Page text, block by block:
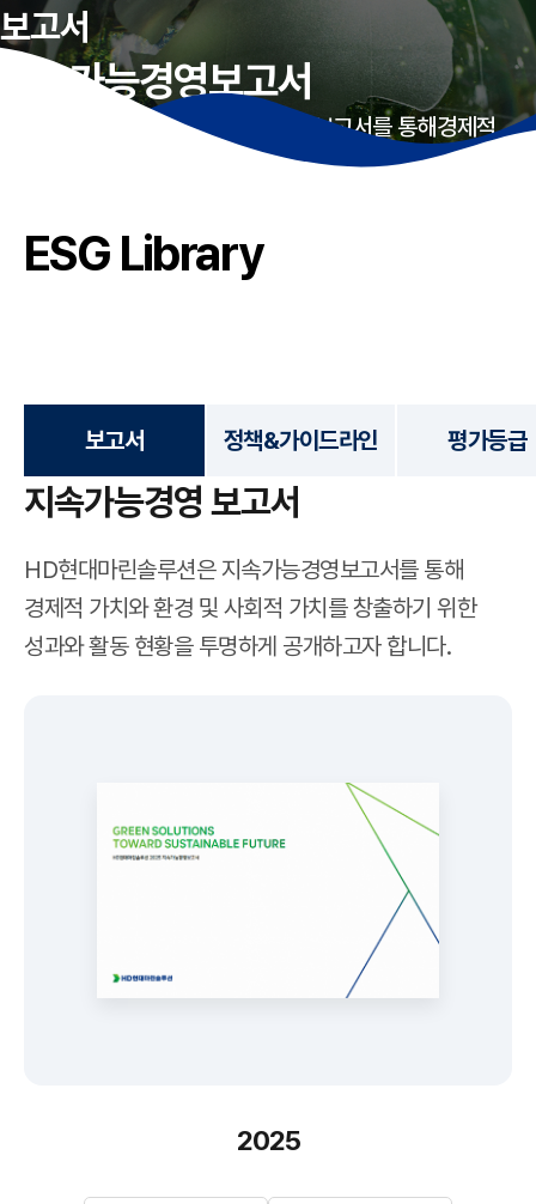
보고서
지속가능경영보고서
HD현대마린솔루션은 지속가능경영보고서를 통해경제적
가치와 환경 및 사회적 가치를 창출하기 위한 성과와 활동
ESG Library
보고서 정책&가이드라인 평가등급
지속가능경영 보고서
HD현대마린솔루션은 지속가능경영보고서를 통해
경제적 가치와 환경 및 사회적 가치를 창출하기 위한
성과와 활동 현황을 투명하게 공개하고자 합니다.
2025